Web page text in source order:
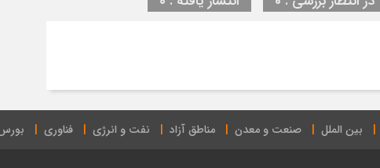
بین الملل صنعت و معدن مناطق آزاد نفت و انرژی فناوری